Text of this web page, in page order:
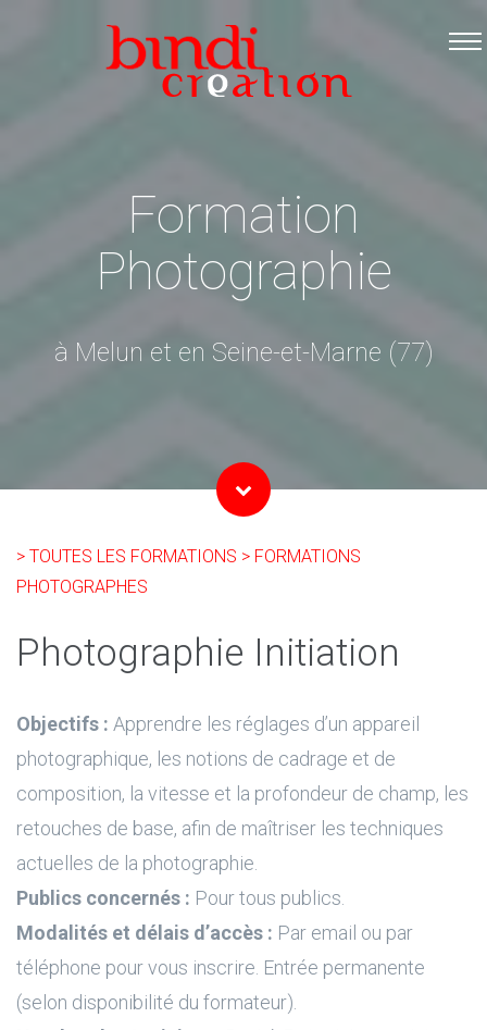
Accueil
Les formations
Infos pratiques
Contact
Formation
Photographie
à Melun et en Seine-et-Marne (77)
> TOUTES LES FORMATIONS > FORMATIONS
PHOTOGRAPHES
Photographie Initiation
Objectifs : Apprendre les réglages d’un appareil
photographique, les notions de cadrage et de
composition, la vitesse et la profondeur de champ, les
retouches de base, afin de maîtriser les techniques
actuelles de la photographie.
Publics concernés : Pour tous publics.
Modalités et délais d’accès : Par email ou par
téléphone pour vous inscrire. Entrée permanente
(selon disponibilité du formateur).